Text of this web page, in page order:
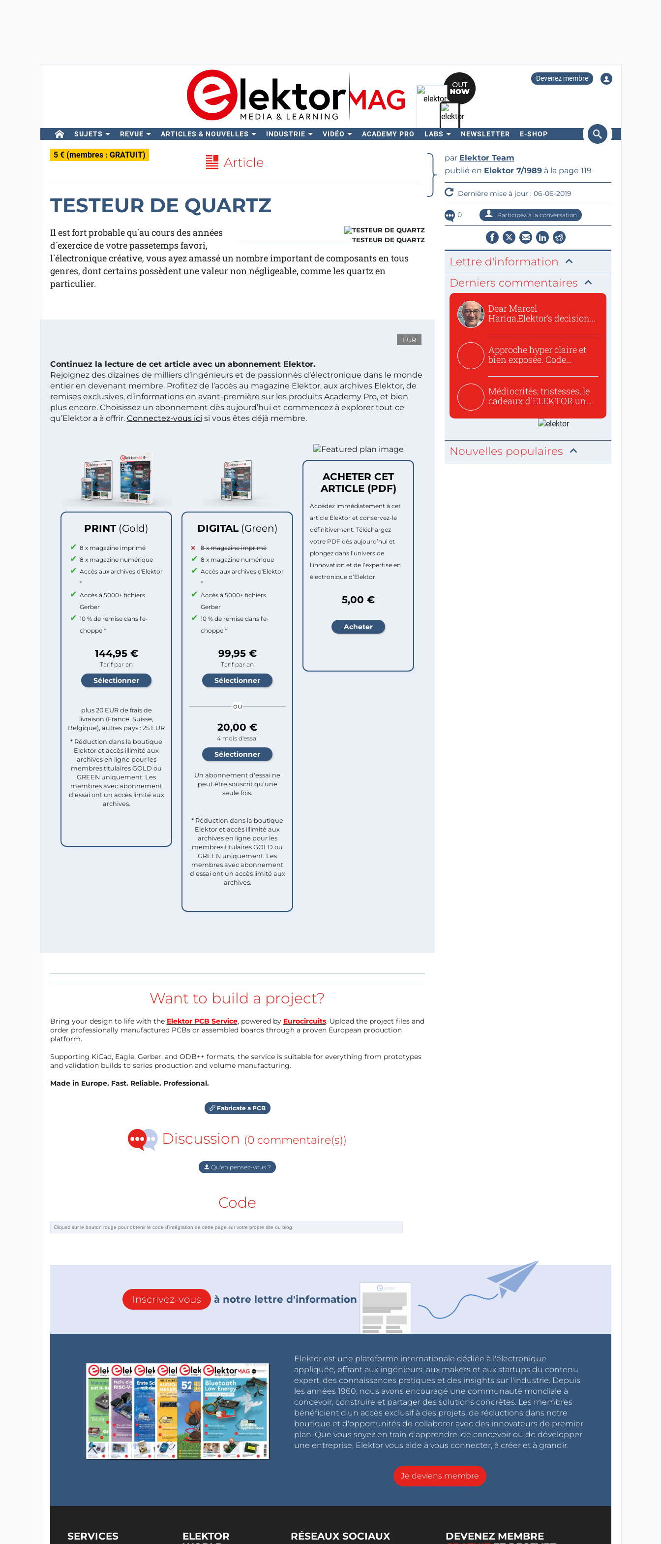
Devenez membre
SUJETS REVUE ARTICLES & NOUVELLES INDUSTRIE VIDÉO ACADEMY PRO LABS NEWSLETTER E-SHOP
Rechercher
5 € (membres : GRATUIT) Article
TESTEUR DE QUARTZ
TESTEUR DE QUARTZ
Il est fort probable qu`au cours des années
d`exercice de votre passetemps favori,
l`électronique créative, vous ayez amassé un nombre important de composants en tous
genres, dont certains possèdent une valeur non négligeable, comme les quartz en
particulier.
EUR
Continuez la lecture de cet article avec un abonnement Elektor.
Rejoignez des dizaines de milliers d’ingénieurs et de passionnés d’électronique dans le monde
entier en devenant membre. Profitez de l’accès au magazine Elektor, aux archives Elektor, de
remises exclusives, d’informations en avant-première sur les produits Academy Pro, et bien
plus encore. Choisissez un abonnement dès aujourd’hui et commencez à explorer tout ce
qu’Elektor a à offrir. Connectez-vous ici si vous êtes déjà membre.
PRINT (Gold)
8 x magazine imprimé
8 x magazine numérique
Accès aux archives d'Elektor
*
Accès à 5000+ fichiers
Gerber
10 % de remise dans l'e-
choppe *
144,95 €
Tarif par an
plus 20 EUR de frais de
livraison (France, Suisse,
Belgique), autres pays : 25 EUR
* Réduction dans la boutique
Elektor et accès illimité aux
archives en ligne pour les
membres titulaires GOLD ou
GREEN uniquement. Les
membres avec abonnement
d'essai ont un accès limité aux
archives.
DIGITAL (Green)
8 x magazine imprimé
8 x magazine numérique
Accès aux archives d'Elektor
*
Accès à 5000+ fichiers
Gerber
10 % de remise dans l'e-
choppe *
99,95 €
Tarif par an
ou
20,00 €
4 mois d'essai
Un abonnement d'essai ne
peut être souscrit qu'une
seule fois.​
* Réduction dans la boutique
Elektor et accès illimité aux
archives en ligne pour les
membres titulaires GOLD ou
GREEN uniquement. Les
membres avec abonnement
d'essai ont un accès limité aux
archives.
ACHETER CET
ARTICLE (PDF)
Accédez immédiatement à cet
article Elektor et conservez-le
définitivement. Téléchargez
votre PDF dès aujourd’hui et
plongez dans l’univers de
l’innovation et de l’expertise en
électronique d’Elektor.
5,00 €
Want to build a project?
Bring your design to life with the Elektor PCB Service, powered by Eurocircuits. Upload the project files and
order professionally manufactured PCBs or assembled boards through a proven European production
platform.
Supporting KiCad, Eagle, Gerber, and ODB++ formats, the service is suitable for everything from prototypes
and validation builds to series production and volume manufacturing.
Made in Europe. Fast. Reliable. Professional.
Fabricate a PCB
Discussion (0 commentaire(s))
Qu'en pensez-vous ?
Code
par Elektor Team
publié en Elektor 7/1989à la page 119
Dernière mise à jour : 06-06-2019
0 Participez à la conversation
Lettre d'information
Derniers commentaires
Dear Marcel
Hariga,Elektor’s decision
Approche hyper claire et
bien exposée. Code
Médiocrités, tristesses, le
cadeaux d'ELEKTOR un
Nouvelles populaires
Inscrivez-vous à notre lettre d'information
Elektor est une plateforme internationale dédiée à l'électronique
appliquée, offrant aux ingénieurs, aux makers et aux startups du contenu
expert, des connaissances pratiques et des insights sur l'industrie. Depuis
les années 1960, nous avons encouragé une communauté mondiale à
concevoir, construire et partager des solutions concrètes. Les membres
bénéficient d'un accès exclusif à des projets, de réductions dans notre
boutique et d'opportunités de collaborer avec des innovateurs de premier
plan. Que vous soyez en train d'apprendre, de concevoir ou de développer
une entreprise, Elektor vous aide à vous connecter, à créer et à grandir.
Je deviens membre
SERVICES
ELEKTOR
RÉSEAUX SOCIAUX
DEVENEZ MEMBRE